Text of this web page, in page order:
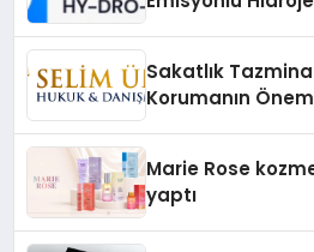
Sakatlık
Korumanın
Marie Rose
yaptı